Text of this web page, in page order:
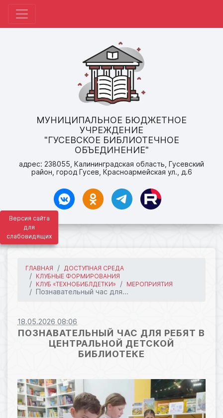
Версия сайта
для
слабовидящих
МУНИЦИПАЛЬНОЕ БЮДЖЕТНОЕ
УЧРЕЖДЕНИЕ
"ГУСЕВСКОЕ БИБЛИОТЕЧНОЕ
ОБЪЕДИНЕНИЕ"
адрес: 238055, Калининградская область, Гусевский
район, город Гусев, Красноармейская ул., д.6
ГЛАВНАЯ
ДОСТУПНАЯ СРЕДА
КЛУБНЫЕ ФОРМИРОВАНИЯ
КЛУБ «ТЕХНОБИБЛДЕТКИ»
МЕРОПРИЯТИЯ
Познавательный час для...
18.05.2026 08:06
ПОЗНАВАТЕЛЬНЫЙ ЧАС ДЛЯ РЕБЯТ В
ЦЕНТРАЛЬНОЙ ДЕТСКОЙ
БИБЛИОТЕКЕ